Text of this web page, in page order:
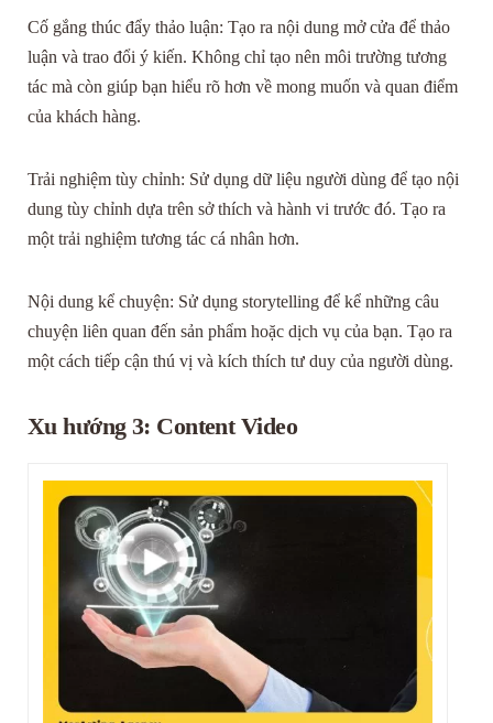
Cố gắng thúc đẩy thảo luận: Tạo ra nội dung mở cửa để thảo
luận và trao đổi ý kiến. Không chỉ tạo nên môi trường tương
tác mà còn giúp bạn hiểu rõ hơn về mong muốn và quan điểm
của khách hàng.
Trải nghiệm tùy chỉnh: Sử dụng dữ liệu người dùng để tạo nội
dung tùy chỉnh dựa trên sở thích và hành vi trước đó. Tạo ra
một trải nghiệm tương tác cá nhân hơn.
Nội dung kể chuyện: Sử dụng storytelling để kể những câu
chuyện liên quan đến sản phẩm hoặc dịch vụ của bạn. Tạo ra
một cách tiếp cận thú vị và kích thích tư duy của người dùng.
Xu hướng 3: Content Video